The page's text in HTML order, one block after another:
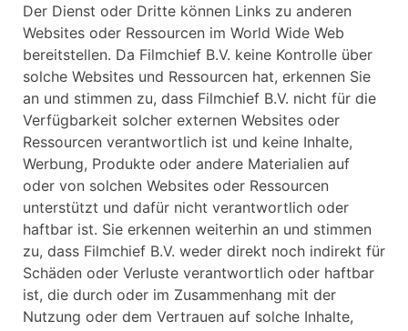
Der Dienst oder Dritte können Links zu anderen
Websites oder Ressourcen im World Wide Web
bereitstellen. Da Filmchief B.V. keine Kontrolle über
solche Websites und Ressourcen hat, erkennen Sie
an und stimmen zu, dass Filmchief B.V. nicht für die
Verfügbarkeit solcher externen Websites oder
Ressourcen verantwortlich ist und keine Inhalte,
Werbung, Produkte oder andere Materialien auf
oder von solchen Websites oder Ressourcen
unterstützt und dafür nicht verantwortlich oder
haftbar ist. Sie erkennen weiterhin an und stimmen
zu, dass Filmchief B.V. weder direkt noch indirekt für
Schäden oder Verluste verantwortlich oder haftbar
ist, die durch oder im Zusammenhang mit der
Nutzung oder dem Vertrauen auf solche Inhalte,